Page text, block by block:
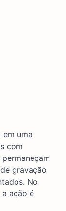
em uma
com
gravação
No
a ação é